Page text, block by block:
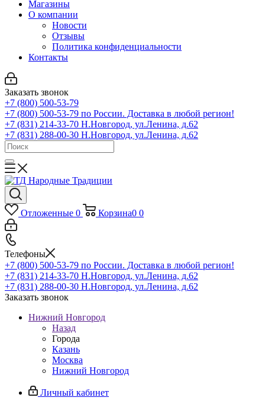
Магазины
О компании
Новости
Отзывы
Политика конфиденциальности
Контакты
Заказать звонок
+7 (800) 500-53-79
+7 (800) 500-53-79 по России. Доставка в любой регион!
+7 (831) 214-33-70 Н.Новгород, ул.Ленина, д.62
+7 (831) 288-00-30 Н.Новгород, ул.Ленина, д.62
Отложенные 0 Корзина0 0
Телефоны
+7 (800) 500-53-79 по России. Доставка в любой регион!
+7 (831) 214-33-70 Н.Новгород, ул.Ленина, д.62
+7 (831) 288-00-30 Н.Новгород, ул.Ленина, д.62
Заказать звонок
Нижний Новгород
Назад
Города
Казань
Москва
Нижний Новгород
Личный кабинет